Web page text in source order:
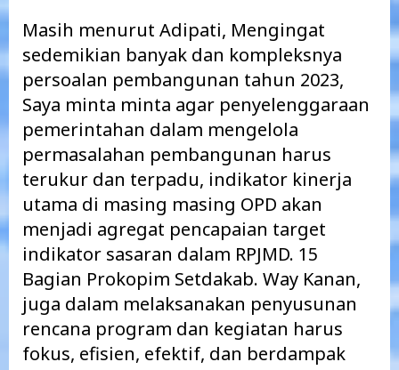
Masih menurut Adipati, Mengingat
sedemikian banyak dan kompleksnya
persoalan pembangunan tahun 2023,
Saya minta minta agar penyelenggaraan
pemerintahan dalam mengelola
permasalahan pembangunan harus
terukur dan terpadu, indikator kinerja
utama di masing masing OPD akan
menjadi agregat pencapaian target
indikator sasaran dalam RPJMD. 15
Bagian Prokopim Setdakab. Way Kanan,
juga dalam melaksanakan penyusunan
rencana program dan kegiatan harus
fokus, efisien, efektif, dan berdampak